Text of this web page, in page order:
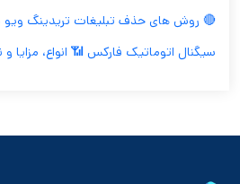
🔴 روش های حذف تبلیغات تریدینگ
سیگنال اتوماتیک فارکس 📶 انواع، مزایا و